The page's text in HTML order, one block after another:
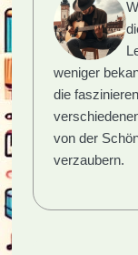
weniger
die
von der
verzaubern.